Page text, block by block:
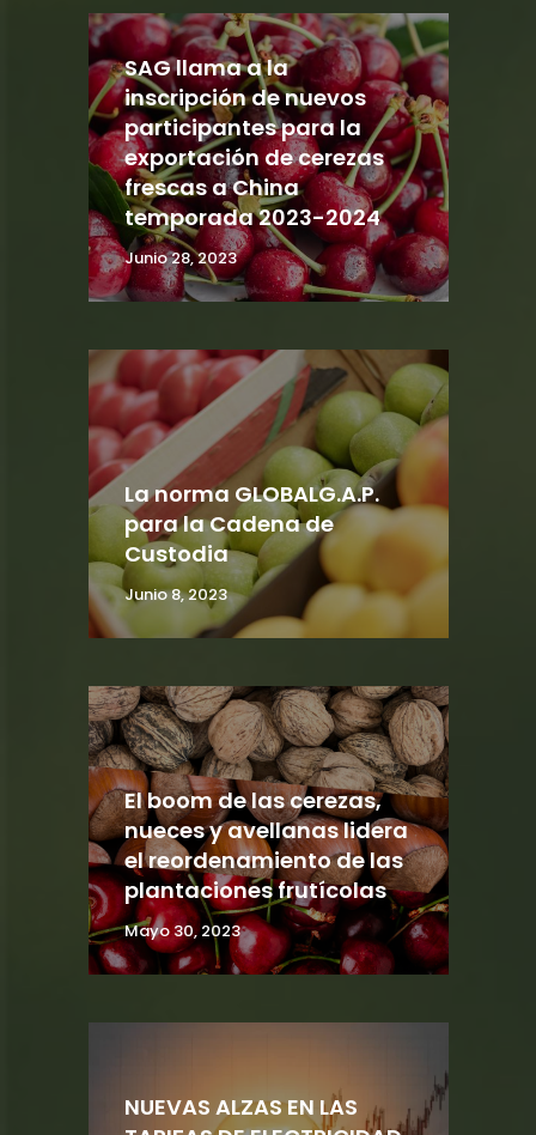
SAG llama a la
inscripción de nuevos
participantes para la
exportación de cerezas
frescas a China
temporada 2023-2024
Junio 28, 2023
La norma GLOBALG.A.P.
para la Cadena de
Custodia
Junio 8, 2023
El boom de las cerezas,
nueces y avellanas lidera
el reordenamiento de las
plantaciones frutícolas
Mayo 30, 2023
NUEVAS ALZAS EN LAS